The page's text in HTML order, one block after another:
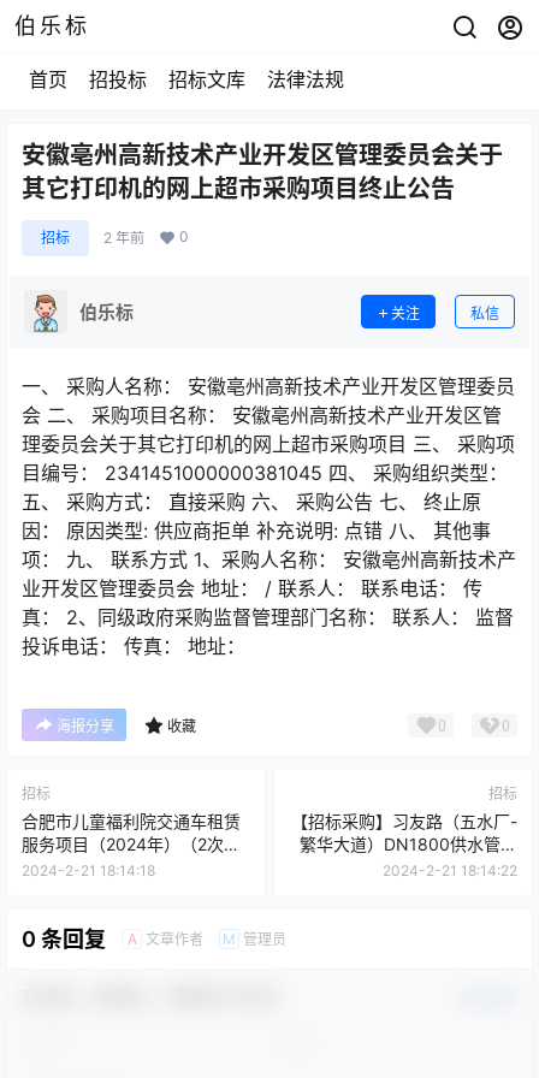
伯乐标
首页 招投标 招标文库 法律法规
安徽亳州高新技术产业开发区管理委员会关于
其它打印机的网上超市采购项目终止公告
招标 2 年前 0
伯乐标 关注 私信
一、 采购人名称： 安徽亳州高新技术产业开发区管理委员
会 二、 采购项目名称： 安徽亳州高新技术产业开发区管
理委员会关于其它打印机的网上超市采购项目 三、 采购项
目编号： 2341451000000381045 四、 采购组织类型：
五、 采购方式： 直接采购 六、 采购公告 七、 终止原
因： 原因类型: 供应商拒单 补充说明: 点错 八、 其他事
项： 九、 联系方式 1、采购人名称： 安徽亳州高新技术产
业开发区管理委员会 地址： / 联系人： 联系电话： 传
真： 2、同级政府采购监督管理部门名称： 联系人： 监督
投诉电话： 传真： 地址：
海报分享 收藏 0 0
招标
合肥市儿童福利院交通车租赁
服务项目（2024年）（2次）
终止公告[2024]
2024-2-21 18:14:18
招标
【招标采购】习友路（五水厂-
繁华大道）DN1800供水管道
工程设计
2024-2-21 18:14:22
0 条回复 A 文章作者 M 管理员